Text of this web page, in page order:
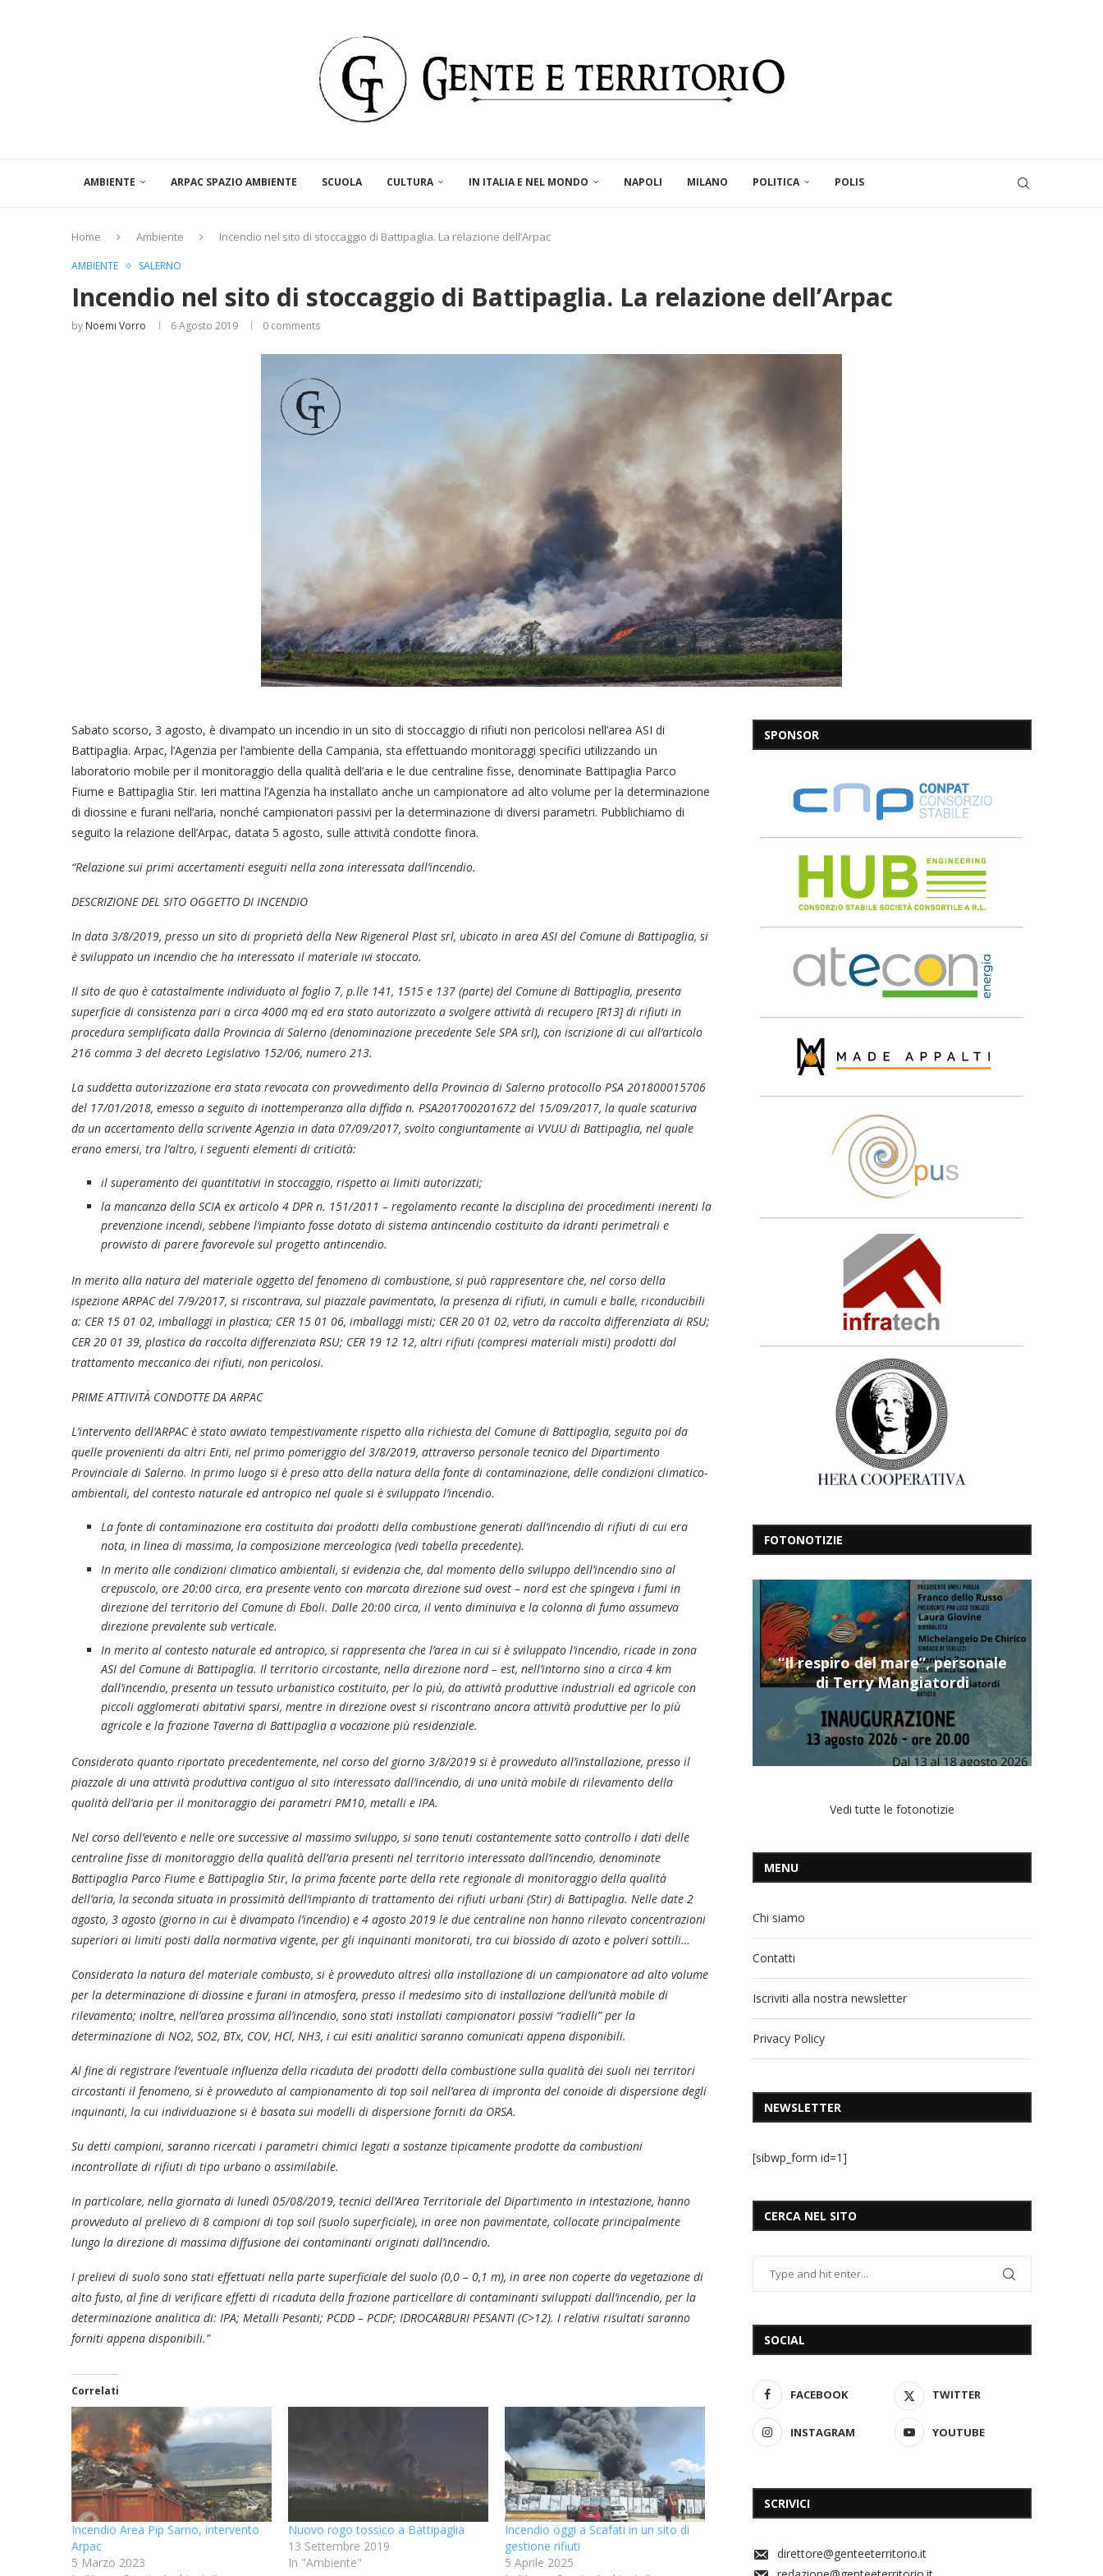
AMBIENTE ARPAC SPAZIO AMBIENTE SCUOLA CULTURA IN ITALIA E NEL MONDO NAPOLI MILANO POLITICA POLIS
Home Ambiente Incendio nel sito di stoccaggio di Battipaglia. La relazione dell’Arpac
AMBIENTE SALERNO
Incendio nel sito di stoccaggio di Battipaglia. La relazione dell’Arpac
by Noemi Vorro 6 Agosto 2019 0 comments
Sabato scorso, 3 agosto, è divampato un incendio in un sito di stoccaggio di rifiuti non pericolosi nell’area ASI di
Battipaglia. Arpac, l’Agenzia per l’ambiente della Campania, sta effettuando monitoraggi specifici utilizzando un
laboratorio mobile per il monitoraggio della qualità dell’aria e le due centraline fisse, denominate Battipaglia Parco
Fiume e Battipaglia Stir. Ieri mattina l’Agenzia ha installato anche un campionatore ad alto volume per la determinazione
di diossine e furani nell’aria, nonché campionatori passivi per la determinazione di diversi parametri. Pubblichiamo di
seguito la relazione dell’Arpac, datata 5 agosto, sulle attività condotte finora.
“Relazione sui primi accertamenti eseguiti nella zona interessata dall’incendio.
DESCRIZIONE DEL SITO OGGETTO DI INCENDIO
In data 3/8/2019, presso un sito di proprietà della New Rigeneral Plast srl, ubicato in area ASI del Comune di Battipaglia, si
è sviluppato un incendio che ha interessato il materiale ivi stoccato.
Il sito de quo è catastalmente individuato al foglio 7, p.lle 141, 1515 e 137 (parte) del Comune di Battipaglia, presenta
superficie di consistenza pari a circa 4000 mq ed era stato autorizzato a svolgere attività di recupero [R13] di rifiuti in
procedura semplificata dalla Provincia di Salerno (denominazione precedente Sele SPA srl), con iscrizione di cui all’articolo
216 comma 3 del decreto Legislativo 152/06, numero 213.
La suddetta autorizzazione era stata revocata con provvedimento della Provincia di Salerno protocollo PSA 201800015706
del 17/01/2018, emesso a seguito di inottemperanza alla diffida n. PSA201700201672 del 15/09/2017, la quale scaturiva
da un accertamento della scrivente Agenzia in data 07/09/2017, svolto congiuntamente ai VVUU di Battipaglia, nel quale
erano emersi, tra l’altro, i seguenti elementi di criticità:
il superamento dei quantitativi in stoccaggio, rispetto ai limiti autorizzati;
la mancanza della SCIA ex articolo 4 DPR n. 151/2011 – regolamento recante la disciplina dei procedimenti inerenti la
prevenzione incendi, sebbene l’impianto fosse dotato di sistema antincendio costituito da idranti perimetrali e
provvisto di parere favorevole sul progetto antincendio.
In merito alla natura del materiale oggetto del fenomeno di combustione, si può rappresentare che, nel corso della
ispezione ARPAC del 7/9/2017, si riscontrava, sul piazzale pavimentato, la presenza di rifiuti, in cumuli e balle, riconducibili
a: CER 15 01 02, imballaggi in plastica; CER 15 01 06, imballaggi misti; CER 20 01 02, vetro da raccolta differenziata di RSU;
CER 20 01 39, plastica da raccolta differenziata RSU; CER 19 12 12, altri rifiuti (compresi materiali misti) prodotti dal
trattamento meccanico dei rifiuti, non pericolosi.
PRIME ATTIVITÀ CONDOTTE DA ARPAC
L’intervento dell’ARPAC è stato avviato tempestivamente rispetto alla richiesta del Comune di Battipaglia, seguita poi da
quelle provenienti da altri Enti, nel primo pomeriggio del 3/8/2019, attraverso personale tecnico del Dipartimento
Provinciale di Salerno. In primo luogo si è preso atto della natura della fonte di contaminazione, delle condizioni climatico-
ambientali, del contesto naturale ed antropico nel quale si è sviluppato l’incendio.
La fonte di contaminazione era costituita dai prodotti della combustione generati dall’incendio di rifiuti di cui era
nota, in linea di massima, la composizione merceologica (vedi tabella precedente).
In merito alle condizioni climatico ambientali, si evidenzia che, dal momento dello sviluppo dell’incendio sino al
crepuscolo, ore 20:00 circa, era presente vento con marcata direzione sud ovest – nord est che spingeva i fumi in
direzione del territorio del Comune di Eboli. Dalle 20:00 circa, il vento diminuiva e la colonna di fumo assumeva
direzione prevalente sub verticale.
In merito al contesto naturale ed antropico, si rappresenta che l’area in cui si è sviluppato l’incendio, ricade in zona
ASI del Comune di Battipaglia. Il territorio circostante, nella direzione nord – est, nell’intorno sino a circa 4 km
dall’incendio, presenta un tessuto urbanistico costituito, per lo più, da attività produttive industriali ed agricole con
piccoli agglomerati abitativi sparsi, mentre in direzione ovest si riscontrano ancora attività produttive per lo più
agricole e la frazione Taverna di Battipaglia a vocazione più residenziale.
Considerato quanto riportato precedentemente, nel corso del giorno 3/8/2019 si è provveduto all’installazione, presso il
piazzale di una attività produttiva contigua al sito interessato dall’incendio, di una unità mobile di rilevamento della
qualità dell’aria per il monitoraggio dei parametri PM10, metalli e IPA.
Nel corso dell’evento e nelle ore successive al massimo sviluppo, si sono tenuti costantemente sotto controllo i dati delle
centraline fisse di monitoraggio della qualità dell’aria presenti nel territorio interessato dall’incendio, denominate
Battipaglia Parco Fiume e Battipaglia Stir, la prima facente parte della rete regionale di monitoraggio della qualità
dell’aria, la seconda situata in prossimità dell’impianto di trattamento dei rifiuti urbani (Stir) di Battipaglia. Nelle date 2
agosto, 3 agosto (giorno in cui è divampato l’incendio) e 4 agosto 2019 le due centraline non hanno rilevato concentrazioni
superiori ai limiti posti dalla normativa vigente, per gli inquinanti monitorati, tra cui biossido di azoto e polveri sottili…
Considerata la natura del materiale combusto, si è provveduto altresì alla installazione di un campionatore ad alto volume
per la determinazione di diossine e furani in atmosfera, presso il medesimo sito di installazione dell’unità mobile di
rilevamento; inoltre, nell’area prossima all’incendio, sono stati installati campionatori passivi “radielli” per la
determinazione di NO2, SO2, BTx, COV, HCl, NH3, i cui esiti analitici saranno comunicati appena disponibili.
Al fine di registrare l’eventuale influenza della ricaduta dei prodotti della combustione sulla qualità dei suoli nei territori
circostanti il fenomeno, si è provveduto al campionamento di top soil nell’area di impronta del conoide di dispersione degli
inquinanti, la cui individuazione si è basata sui modelli di dispersione forniti da ORSA.
Su detti campioni, saranno ricercati i parametri chimici legati a sostanze tipicamente prodotte da combustioni
incontrollate di rifiuti di tipo urbano o assimilabile.
In particolare, nella giornata di lunedì 05/08/2019, tecnici dell’Area Territoriale del Dipartimento in intestazione, hanno
provveduto al prelievo di 8 campioni di top soil (suolo superficiale), in aree non pavimentate, collocate principalmente
lungo la direzione di massima diffusione dei contaminanti originati dall’incendio.
I prelievi di suolo sono stati effettuati nella parte superficiale del suolo (0,0 – 0,1 m), in aree non coperte da vegetazione di
alto fusto, al fine di verificare effetti di ricaduta della frazione particellare di contaminanti sviluppati dall’incendio, per la
determinazione analitica di: IPA; Metalli Pesanti; PCDD – PCDF; IDROCARBURI PESANTI (C>12). I relativi risultati saranno
forniti appena disponibili.”
Correlati
Incendio Area Pip Sarno, intervento
Arpac
5 Marzo 2023
Nuovo rogo tossico a Battipaglia
13 Settembre 2019
In "Ambiente"
Incendio oggi a Scafati in un sito di
gestione rifiuti
5 Aprile 2025
SPONSOR
FOTONOTIZIE
“La Grazia” di Sorrentino
presentato da Milvia Marigliano
“Il respiro del mare”, personale
di Terry Mangiatordi
Nuova tanker in acciaio inox
per la Navalmed
Una barca entra nel Fiordo di
Crapolla violando...
“Un’Ape tra le pagine”, prestito
digitale gratuito e...
“La Grazia” di Sorrentino
presentato da Milvia Marigliano
“Il respiro del mare”, personale
di Terry Mangiatordi
Vedi tutte le fotonotizie
MENU
Chi siamo
Contatti
Iscriviti alla nostra newsletter
Privacy Policy
NEWSLETTER
[sibwp_form id=1]
CERCA NEL SITO
SOCIAL
FACEBOOK TWITTER
INSTAGRAM YOUTUBE
SCRIVICI
direttore@genteeterritorio.it